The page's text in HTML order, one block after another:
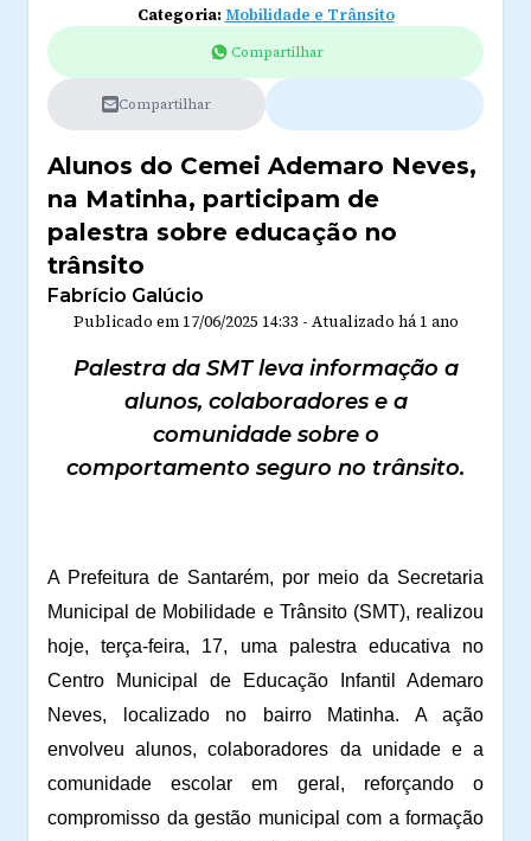
Categoria:Mobilidade e Trânsito
Compartilhar
Compartilhar
Alunos do Cemei Ademaro Neves,
na Matinha, participam de
palestra sobre educação no
trânsito
Fabrício Galúcio
Publicado em 17/06/2025 14:33 - Atualizado há 1 ano
Palestra da SMT leva informação a
alunos, colaboradores e a
comunidade sobre o
comportamento seguro no trânsito.
A Prefeitura de Santarém, por meio da Secretaria
Municipal de Mobilidade e Trânsito (SMT), realizou
hoje, terça-feira, 17, uma palestra educativa no
Centro Municipal de Educação Infantil Ademaro
Neves, localizado no bairro Matinha. A ação
envolveu alunos, colaboradores da unidade e a
comunidade escolar em geral, reforçando o
compromisso da gestão municipal com a formação